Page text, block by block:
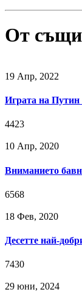
От
19 Апр, 2022
Играта на
4423
10 Апр, 2020
Вниманието
6568
18 Фев, 2020
Десетте най-
7430
29 юни, 2024